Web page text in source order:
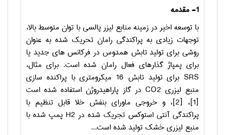
1- مقدمه
با توسعه اخیر در زمینه منابع لیزر پالسی با توان متوسط بالا،
توجهات زیادی به پراکندگی رامان تحریک شده به عنوان
روشی برای تولید تابش همدوس در فرکانس های جدید یا
برای پمپاژ گذارهای فعال رامان شده است. برای مثال،
SRS
برای تولید تابش 16 میکرومتری با پراکنده سازی
منبع لیزری CO2 در گاز پاراهیدروژن استفاده شده است
[1]، [2]، و خروجی ماورای بنفش خلا قابل تنظیم با
پراکندگی آنتی استوکس تجریک شده در H2 پمپ شده با
منبع لیزری خشک تولید شده است...